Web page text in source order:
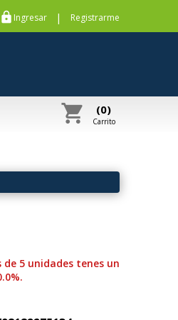
https Ingresar | Registrarme
país.
shopping_cart (0)
Carrito
5 unidades tenes un